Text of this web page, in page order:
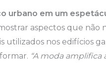
urbano em um
aspectos que não
utilizados nos edifícios
“A moda amplifica